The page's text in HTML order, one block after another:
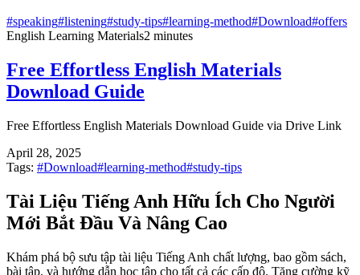
#speaking#listening#study-tips#learning-method#Download#offers
English Learning Materials2 minutes
Free Effortless English Materials
Download Guide
Free Effortless English Materials Download Guide via Drive Link
April 28, 2025
Tags: #Download#learning-method#study-tips
Tài Liệu Tiếng Anh Hữu Ích Cho Người
Mới Bắt Đầu Và Nâng Cao
Khám phá bộ sưu tập tài liệu Tiếng Anh chất lượng, bao gồm sách,
bài tập, và hướng dẫn học tập cho tất cả các cấp độ. Tăng cường kỹ